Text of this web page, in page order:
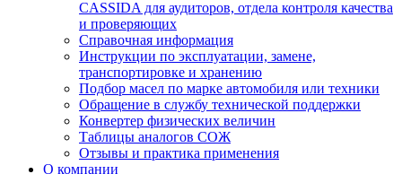
CASSIDA для аудиторов, отдела контроля качества
и проверяющих
Справочная информация
Инструкции по эксплуатации, замене,
транспортировке и хранению
Подбор масел по марке автомобиля или техники
Обращение в службу технической поддержки
Конвертер физических величин
Таблицы аналогов СОЖ
Отзывы и практика применения
О компании